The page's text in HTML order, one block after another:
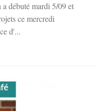
débuté mardi 5/09 et
ce mercredi
d'...